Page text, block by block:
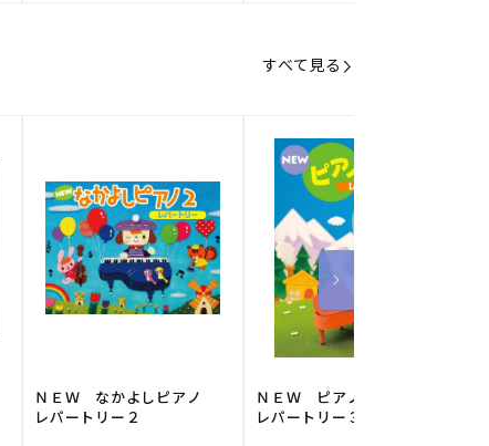
すべて見る
ＮＥＷ なかよしピアノ
レパートリー２
ＮＥＷ ピアノスタディ
レパートリー３